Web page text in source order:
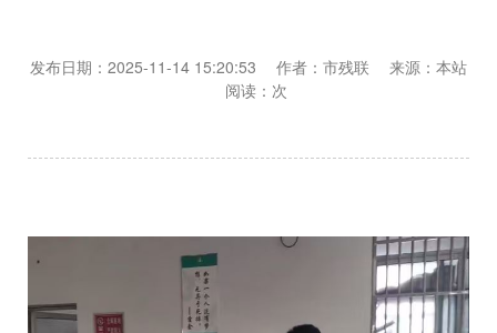
发布日期：2025-11-14 15:20:53 作者：市残联 来源：本站
阅读： 次